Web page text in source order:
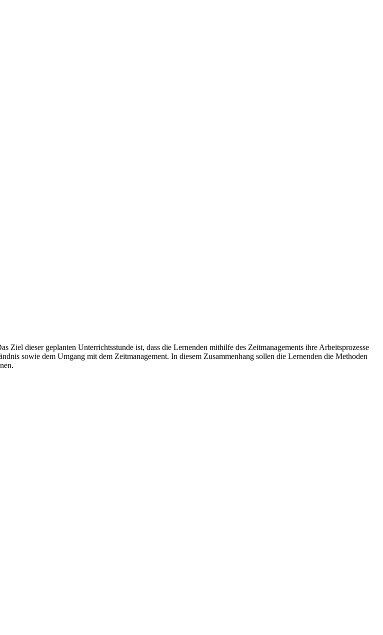
dieser geplanten Unterrichtsstunde ist, dass die Lernenden mithilfe des Zeitmanagements ihre Arbeitsprozesse
sowie dem Umgang mit dem Zeitmanagement. In diesem Zusammenhang sollen die Lernenden die Methoden